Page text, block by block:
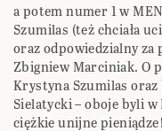
a potem numer 1 w
Szumilas (też chciała
oraz odpowiedzialny
Zbigniew Marciniak. O
Krystyna Szumilas
Sielatycki – oboje byli
ciężkie unijne